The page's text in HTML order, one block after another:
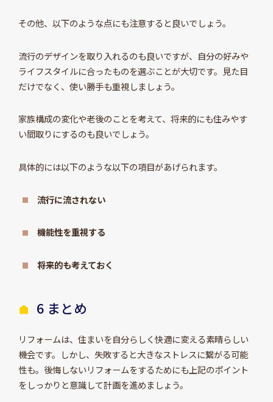
その他、以下のような点にも注意すると良いでしょう。
流行のデザインを取り入れるのも良いですが、自分の好みや
ライフスタイルに合ったものを選ぶことが大切です。見た目
だけでなく、使い勝手も重視しましょう。
家族構成の変化や老後のことを考えて、将来的にも住みやす
い間取りにするのも良いでしょう。
具体的には以下のような以下の項目があげられます。
流行に流されない
機能性を重視する
将来的も考えておく
6 まとめ
リフォームは、住まいを自分らしく快適に変える素晴らしい
機会です。しかし、失敗すると大きなストレスに繋がる可能
性も。後悔しないリフォームをするためにも上記のポイント
をしっかりと意識して計画を進めましょう。